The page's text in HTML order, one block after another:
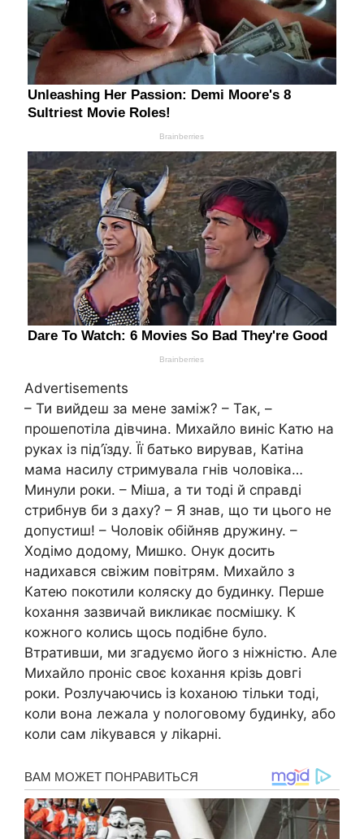
Advertisements
– Ти вийдеш за мене заміж? – Так, –
прошепотіла дівчина. Михайло виніс Катю на
руках із під’їзду. Її батько вирував, Катіна
мама насилу стримувала гнів чоловіка…
Минули роки. – Міша, а ти тоді й справді
стрибнув би з даху? – Я знав, що ти цього не
допустиш! – Чоловік обійняв дружину. –
Ходімо додому, Мишко. Онук досить
надихався свіжим повітрям. Михайло з
Катею покотили коляску до будинку. Перше
kохання зазвичай викликає посмішку. К
кожного колись щось подібне було.
Втративши, ми згадуємо його з ніжністю. Але
Михайло проніс своє kохання крізь довгі
роки. Розлучаючись із kоханою тільки тоді,
коли вона лежала у nологовому будинkу, або
коли сам ліkувався у ліkарні.